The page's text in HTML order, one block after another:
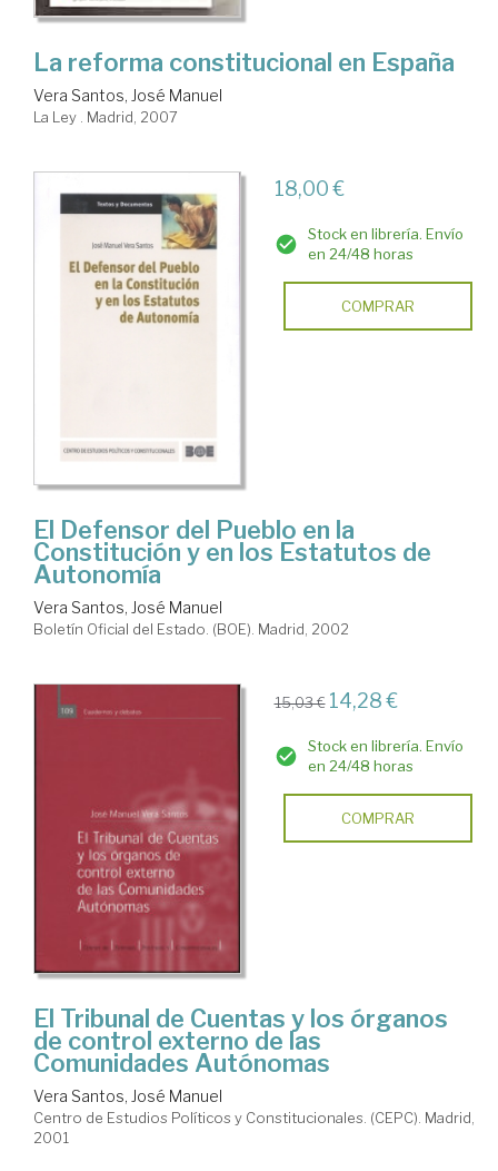
La reforma constitucional en España
Vera Santos, José Manuel
La Ley . Madrid, 2007
18,00 €
Stock en librería. Envío
en 24/48 horas
COMPRAR
El Defensor del Pueblo en la
Constitución y en los Estatutos de
Autonomía
Vera Santos, José Manuel
Boletín Oficial del Estado. (BOE). Madrid, 2002
15,03 € 14,28 €
Stock en librería. Envío
en 24/48 horas
COMPRAR
El Tribunal de Cuentas y los órganos
de control externo de las
Comunidades Autónomas
Vera Santos, José Manuel
Centro de Estudios Políticos y Constitucionales. (CEPC). Madrid,
2001